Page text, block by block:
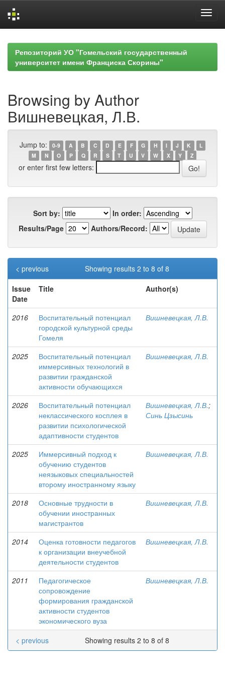
navigationРепозиторий УО "Гомельский государственный
университет имени Франциска Скорины"
Browsing by Author
Вишневецкая, Л.В.
Jump to: 0-9 A B C D E F G H I J K
L
M
N O P Q R S T U V W X Y Z
or enter first few letters:
Sort by:
In order:
Results/Page
Authors/Record:
Showing results 2 to 8 of 8
< previous
Issue
Date
Title Author(s)
2016
Воспитательный потенциал
городской культурной среды
Гомеля
Вишневецкая, Л.В.
2025
Воспитательный потенциал
иммерсивных технологий в
развитии гражданской
активности обучающихся
Вишневецкая, Л.В.
2026
Воспитательный потенциал
неклассического косплея в
развитии психологической
адаптивности студентов
Вишневецкая, Л.В.;
Синь Цзысинь
2025
Иммерсивный подход к
обучению студентов
неязыковых специальностей
второму иностранному языку
Вишневецкая, Л.В.
2018
Основные трудности в
обучении иностранных
магистрантов
Вишневецкая, Л.В.
2014
Оценка готовности педагогов
к организации внеучебной
деятельности студентов
Вишневецкая, Л.В.
2011
Педагогическое
сопровождение
формирования гражданской
активности студентов
экономического вуза
Вишневецкая, Л.В.
Showing results 2 to 8 of 8
< previous